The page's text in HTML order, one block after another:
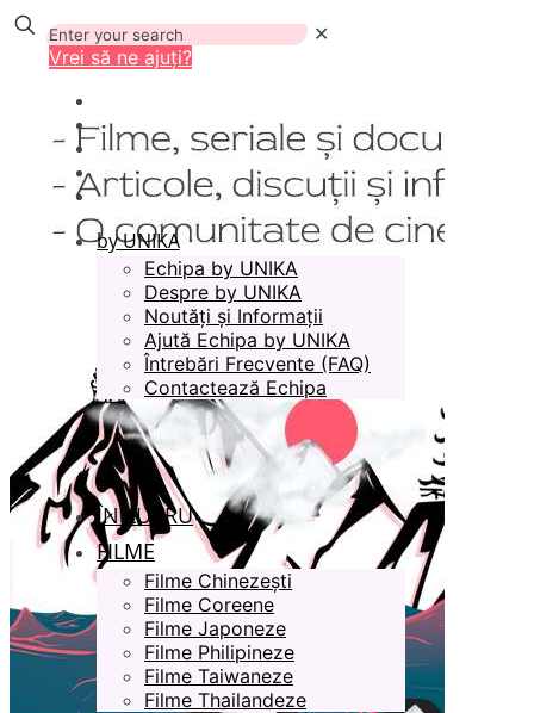
✕
Vrei să ne ajuți?
by UNIKA
Echipa by UNIKA
Despre by UNIKA
Noutăți și Informații
Ajută Echipa by UNIKA
Întrebări Frecvente (FAQ)
Contactează Echipa
ÎN LUCRU
FILME
Filme Chinezești
Filme Coreene
Filme Japoneze
Filme Philipineze
Filme Taiwaneze
Filme Thailandeze